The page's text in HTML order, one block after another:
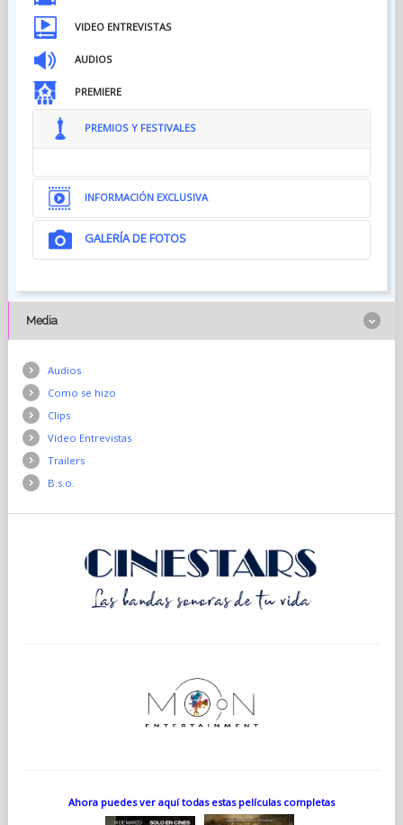
VIDEO ENTREVISTAS
AUDIOS
PREMIERE
PREMIOS Y FESTIVALES
INFORMACIÓN EXCLUSIVA
GALERÍA DE FOTOS
Media
Audios
Como se hizo
Clips
Vídeo Entrevistas
Trailers
B.s.o.
Ahora puedes ver aquí todas estas películas completas